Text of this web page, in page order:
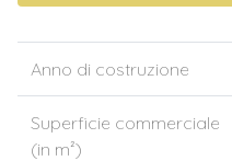
Anno di costruzione
Superficie commerciale
(in m²)